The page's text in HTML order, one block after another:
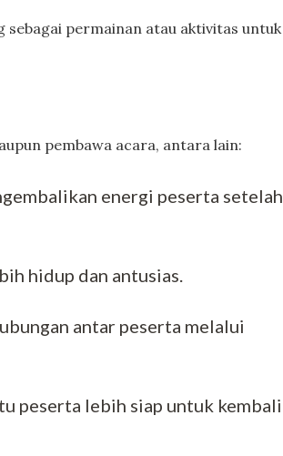
sebagai permainan atau aktivitas untuk
pembawa acara, antara lain:
energi peserta setelah
hidup dan antusias.
antar peserta melalui
peserta lebih siap untuk kembali